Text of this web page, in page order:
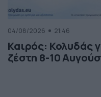
04/08/2026 21:46
Καιρός: Κολυδάς
ζέστη 8-10